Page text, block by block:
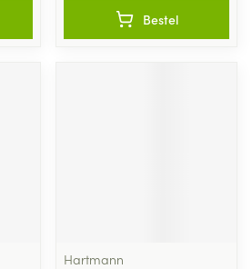
Bestel
Hartmann